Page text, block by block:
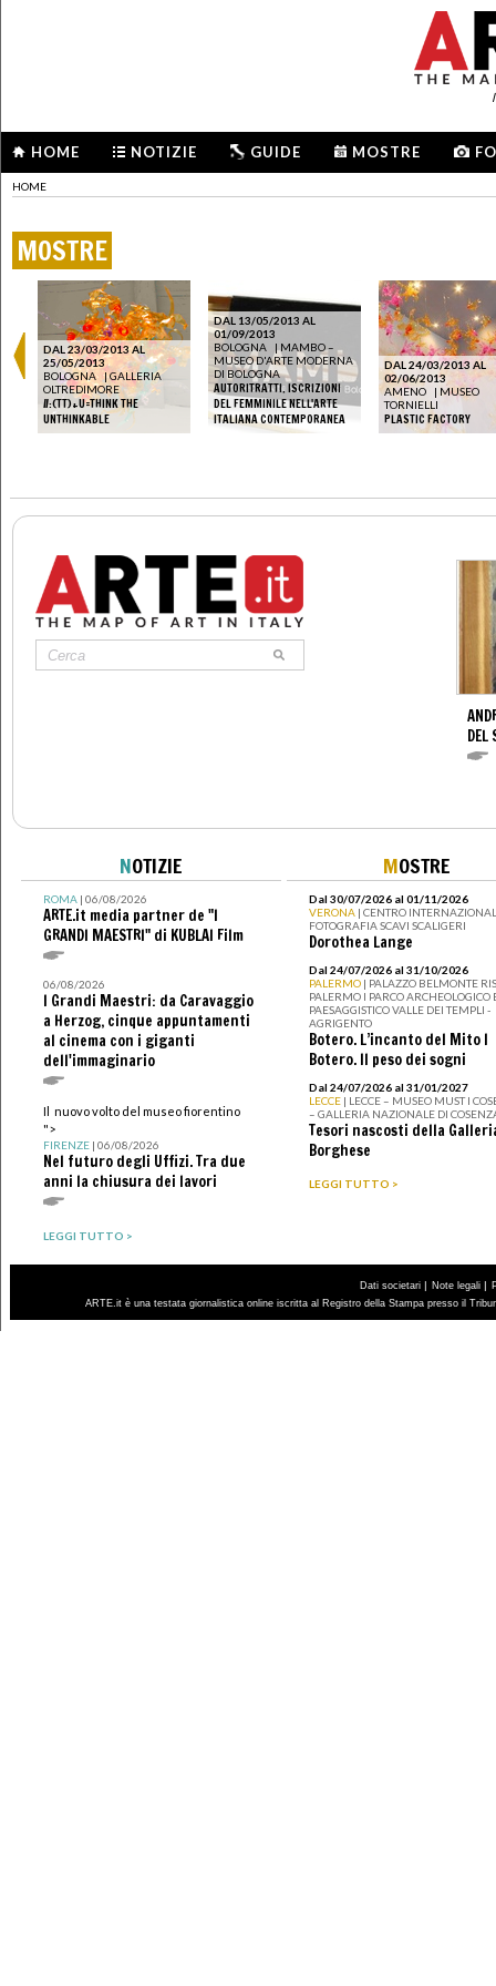
HOME NOTIZIE GUIDE MOSTRE
HOME
MOSTRE
DAL 23/03/2013 AL
25/05/2013
BOLOGNA | GALLERIA
OLTREDIMORE
//:(TT)+U=THINK THE
UNTHINKABLE
DAL 13/05/2013 AL
01/09/2013
BOLOGNA
| MAMBO –
MUSEO D'ARTE MODERNA
DI BOLOGNA
AUTORITRATTI. ISCRIZIONI
DEL FEMMINILE NELL'ARTE
ITALIANA CONTEMPORANEA
DAL 24/03/2013 AL
02/06/2013
AMENO
| MUSEO
TORNIELLI
PLASTIC FACTORY
DEL
NOTIZIE
ROMA| 06/08/2026
ARTE.it media partner de "I
GRANDI MAESTRI" di KUBLAI Film
06/08/2026
I Grandi Maestri: da Caravaggio
a Herzog, cinque appuntamenti
al cinema con i giganti
dell'immaginario
Il nuovo volto del museo fiorentino
">
FIRENZE| 06/08/2026
Nel futuro degli Uffizi. Tra due
anni la chiusura dei lavori
LEGGI TUTTO >
MOSTRE
Dal 30/07/2026 al 01/11/2026
VERONA | CENTRO
FOTOGRAFIA SCAVI SCALIGERI
Dorothea Lange
Dal 24/07/2026 al 31/10/2026
PALERMO | PALAZZO BELMONTE
PALERMO I PARCO ARCHEOLOGICO
PAESAGGISTICO VALLE DEI TEMPLI -
AGRIGENTO
Botero. L’incanto del Mito I
Botero. Il peso dei sogni
Dal 24/07/2026 al 31/01/2027
LECCE | LECCE – MUSEO MUST I
– GALLERIA NAZIONALE DI
Tesori nascosti della
Borghese
LEGGI TUTTO >
Dati societari | Note legali |
ARTE.it è una testata giornalistica online iscritta al Registro della Stampa presso il